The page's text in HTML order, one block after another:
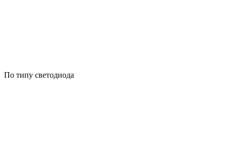
По типу светодиода